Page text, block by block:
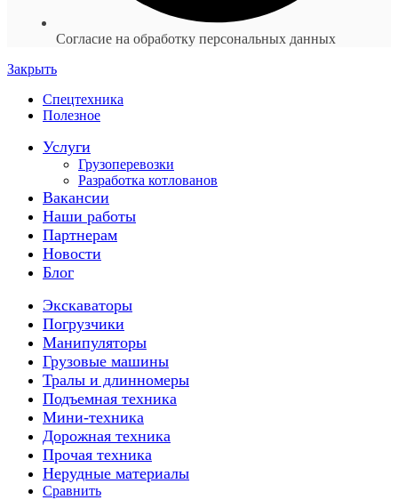
Согласие на обработку персональных данных
Закрыть
Спецтехника
Полезное
Услуги
Грузоперевозки
Разработка котлованов
Вакансии
Наши работы
Партнерам
Новости
Блог
Экскаваторы
Погрузчики
Манипуляторы
Грузовые машины
Тралы и длинномеры
Подъемная техника
Мини-техника
Дорожная техника
Прочая техника
Нерудные материалы
Сравнить